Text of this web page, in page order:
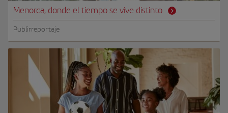
Menorca, donde el tiempo se vive distinto
Publirreportaje